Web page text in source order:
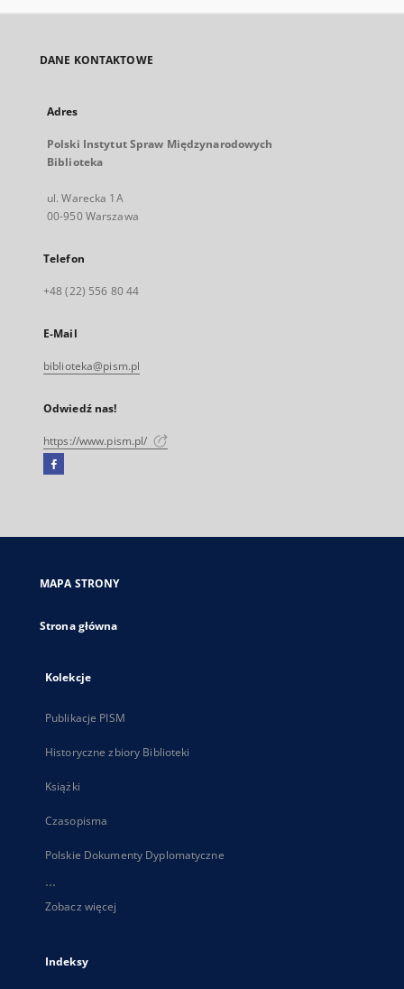
DANE KONTAKTOWE
Adres
Polski Instytut Spraw Międzynarodowych
Biblioteka
ul. Warecka 1A
00-950 Warszawa
Telefon
+48 (22) 556 80 44
E-Mail
biblioteka@pism.pl
Odwiedź nas!
https://www.pism.pl/
Facebook
się
karcie
MAPA STRONY
Strona główna
Kolekcje
Publikacje PISM
Historyczne zbiory Biblioteki
Książki
Czasopisma
Polskie Dokumenty Dyplomatyczne
...
Zobacz więcej
Indeksy